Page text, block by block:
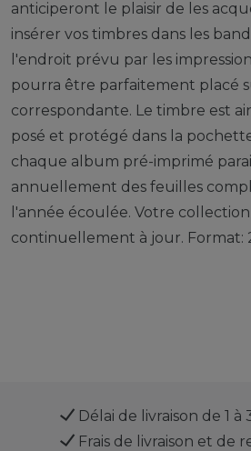
anticiperont le plaisir de les
insérer vos timbres dans les
l'endroit prévu par les
pourra être parfaitement placé
correspondante. Le timbre est
posé et protégé dans la
chaque album pré-imprimé
annuellement des feuilles
l'année écoulée. Votre collection
continuellement à jour. Format:
Délai de livraison de 1 à
Frais de livraison et de